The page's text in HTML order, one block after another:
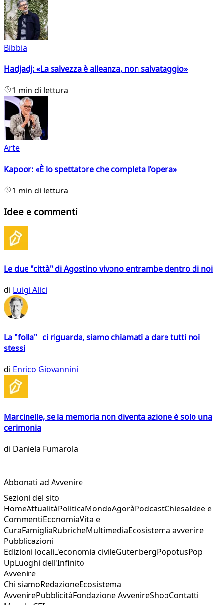
Bibbia
Hadjadj: «La salvezza è alleanza, non salvataggio»
1 min di lettura
Arte
Kapoor: «È lo spettatore che completa l’opera»
1 min di lettura
Idee e commenti
Le due "città" di Agostino vivono entrambe dentro di noi
di Luigi Alici
La "folla" ci riguarda, siamo chiamati a dare tutti noi
stessi
di Enrico Giovannini
Marcinelle, se la memoria non diventa azione è solo una
cerimonia
di Daniela Fumarola
Abbonati ad Avvenire
Sezioni del sito
HomeAttualitàPoliticaMondoAgoràPodcastChiesaIdee e
CommentiEconomiaVita e
CuraFamigliaRubricheMultimediaEcosistema avvenire
Pubblicazioni
Edizioni localiL'economia civileGutenbergPopotusPop
UpLuoghi dell'Infinito
Avvenire
Chi siamoRedazioneEcosistema
AvvenirePubblicitàFondazione AvvenireShopContatti